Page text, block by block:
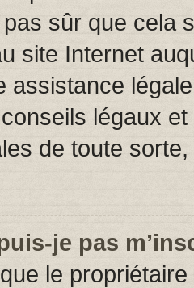
pas sûr que cela
site Internet
assistance
légaux
de toute
je pas
le